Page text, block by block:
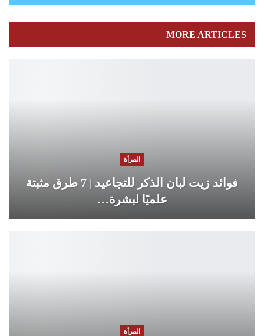
MORE ARTICLES
المرأة
فوائد زيت لبان الذكر للتجاعيد | 7 طرق مثبتة
علميًا لبشرة…
المرأة